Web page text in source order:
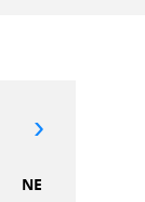
NE